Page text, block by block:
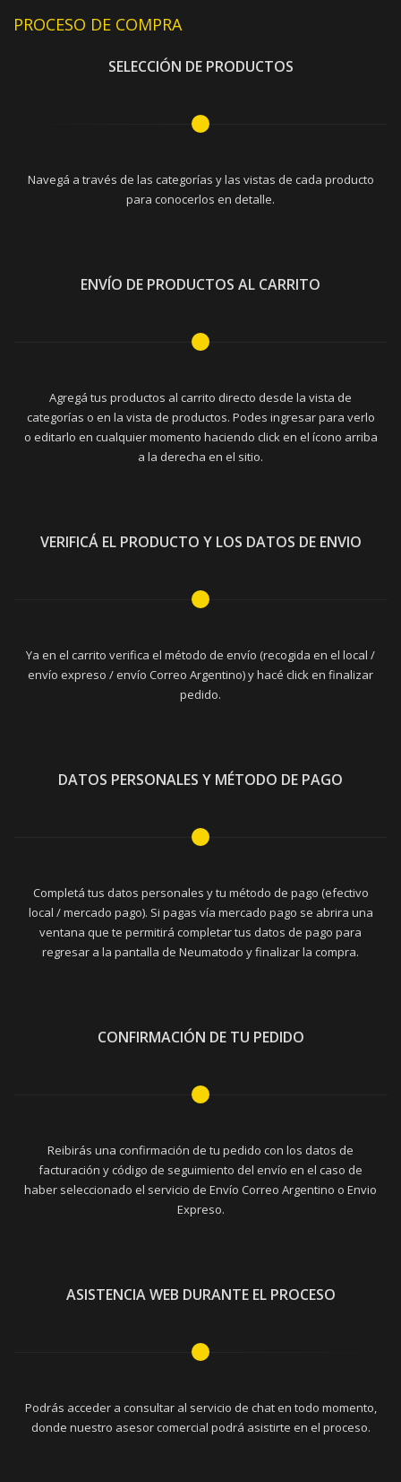
PROCESO DE COMPRA
SELECCIÓN DE PRODUCTOS
Navegá a través de las categorías y las vistas de cada producto
para conocerlos en detalle.
ENVÍO DE PRODUCTOS AL CARRITO
Agregá tus productos al carrito directo desde la vista de
categorías o en la vista de productos. Podes ingresar para verlo
o editarlo en cualquier momento haciendo click en el ícono arriba
a la derecha en el sitio.
VERIFICÁ EL PRODUCTO Y LOS DATOS DE ENVIO
Ya en el carrito verifica el método de envío (recogida en el local /
envío expreso / envío Correo Argentino) y hacé click en finalizar
pedido.
DATOS PERSONALES Y MÉTODO DE PAGO
Completá tus datos personales y tu método de pago (efectivo
local / mercado pago). Si pagas vía mercado pago se abrira una
ventana que te permitirá completar tus datos de pago para
regresar a la pantalla de Neumatodo y finalizar la compra.
CONFIRMACIÓN DE TU PEDIDO
Reibirás una confirmación de tu pedido con los datos de
facturación y código de seguimiento del envío en el caso de
haber seleccionado el servicio de Envío Correo Argentino o Envio
Expreso.
ASISTENCIA WEB DURANTE EL PROCESO
Podrás acceder a consultar al servicio de chat en todo momento,
donde nuestro asesor comercial podrá asistirte en el proceso.